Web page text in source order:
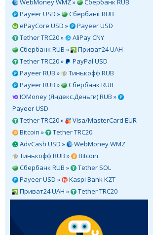
WebMoney WMZ »
Сбербанк RUB
Payeer USD »
Сбербанк RUB
ePayCore USD »
Payeer USD
Tether TRC20 »
AliPay CNY
Сбербанк RUB »
Приват24 UAH
Tether TRC20 »
PayPal USD
Payeer RUB »
Тинькофф RUB
Payeer RUB »
Сбербанк RUB
ЮMoney (Яндекс.Деньги) RUB »
Payeer USD
Tether TRC20 »
Visa/MasterCard EUR
Bitcoin »
Tether TRC20
AdvCash USD »
WebMoney WMZ
Тинькофф RUB »
Bitcoin
Сбербанк RUB »
Tether SOL
Payeer USD »
Kaspi Bank KZT
Приват24 UAH »
Tether TRC20